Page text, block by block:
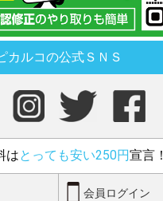
カルコの公式ＳＮＳ
はとっても安い250円宣言！
会員ログイン